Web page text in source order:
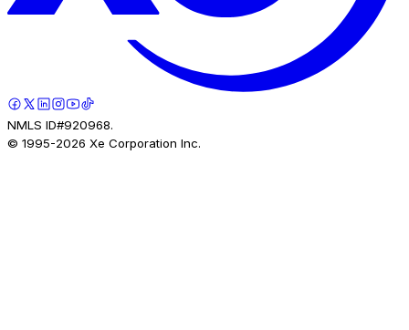
NMLS ID#920968.
© 1995-2026 Xe Corporation Inc.